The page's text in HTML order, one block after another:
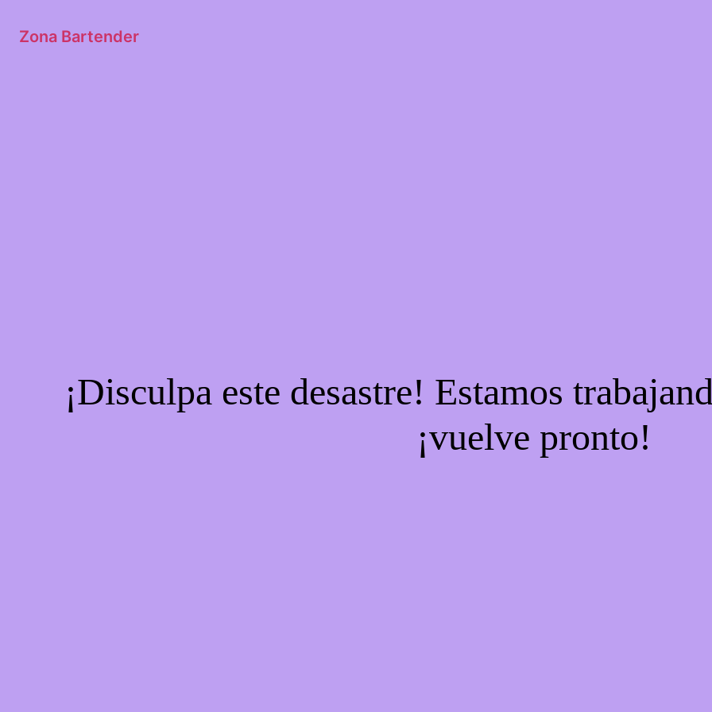
Zona Bartender
¡Disculpa este desastre! Estamos
¡vuelve pronto!